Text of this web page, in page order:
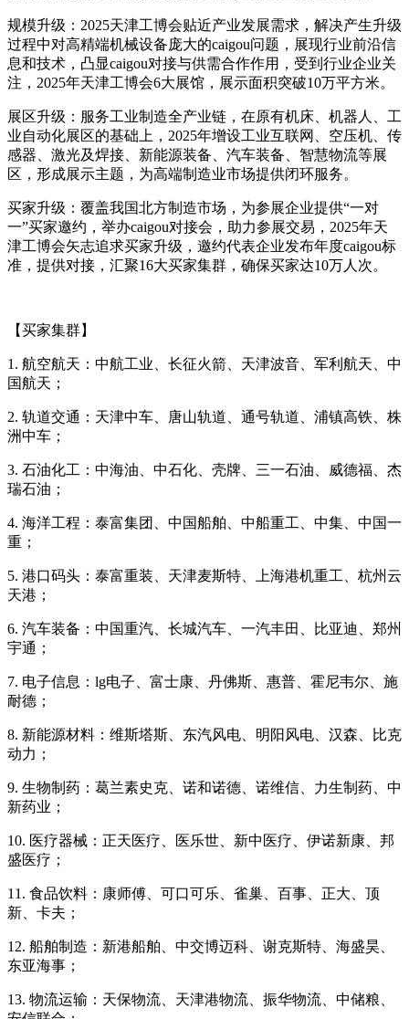
规模升级：2025天津工博会贴近产业发展需求，解决产生升级
过程中对高精端机械设备庞大的caigou问题，展现行业前沿信
息和技术，凸显caigou对接与供需合作作用，受到行业企业关
注，2025年天津工博会6大展馆，展示面积突破10万平方米。
展区升级：服务工业制造全产业链，在原有机床、机器人、工
业自动化展区的基础上，2025年增设工业互联网、空压机、传
感器、激光及焊接、新能源装备、汽车装备、智慧物流等展
区，形成展示主题，为高端制造业市场提供闭环服务。
买家升级：覆盖我国北方制造市场，为参展企业提供“一对
一”买家邀约，举办caigou对接会，助力参展交易，2025年天
津工博会矢志追求买家升级，邀约代表企业发布年度caigou标
准，提供对接，汇聚16大买家集群，确保买家达10万人次。
【买家集群】
1. 航空航天：中航工业、长征火箭、天津波音、军利航天、中
国航天；
2. 轨道交通：天津中车、唐山轨道、通号轨道、浦镇高铁、株
洲中车；
3. 石油化工：中海油、中石化、壳牌、三一石油、威德福、杰
瑞石油；
4. 海洋工程：泰富集团、中国船舶、中船重工、中集、中国一
重；
5. 港口码头：泰富重装、天津麦斯特、上海港机重工、杭州云
天港；
6. 汽车装备：中国重汽、长城汽车、一汽丰田、比亚迪、郑州
宇通；
7. 电子信息：lg电子、富士康、丹佛斯、惠普、霍尼韦尔、施
耐德；
8. 新能源材料：维斯塔斯、东汽风电、明阳风电、汉森、比克
动力；
9. 生物制药：葛兰素史克、诺和诺德、诺维信、力生制药、中
新药业；
10. 医疗器械：正天医疗、医乐世、新中医疗、伊诺新康、邦
盛医疗；
11. 食品饮料：康师傅、可口可乐、雀巢、百事、正大、顶
新、卡夫；
12. 船舶制造：新港船舶、中交博迈科、谢克斯特、海盛昊、
东亚海事；
13. 物流运输：天保物流、天津港物流、振华物流、中储粮、